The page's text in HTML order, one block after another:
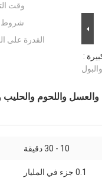
:
وقت
شروط
القدرة على
10 - 30 دقيقة
0.1 جزء في المليار